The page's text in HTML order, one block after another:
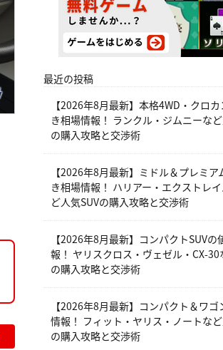
最近の投稿
【2026年8月最新】本格4WD・クロカ
き相場情報！ ランクル・ジムニーな
の購入攻略と交渉術
【2026年8月最新】ミドル＆プレミア
き相場情報！ ハリアー・エクストレ
ど人気SUVの購入攻略と交渉術
【2026年8月最新】コンパクトSUVの
報！ ヤリスクロス・ヴェゼル・CX-
の購入攻略と交渉術
【2026年8月最新】コンパクト＆ワ
情報！ フィット・ヤリス・ノートな
の購入攻略と交渉術